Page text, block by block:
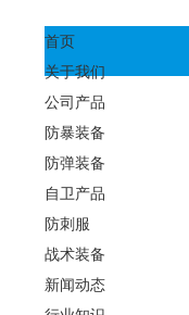
首页
关于我们
公司产品
防暴装备
防弹装备
自卫产品
防刺服
战术装备
新闻动态